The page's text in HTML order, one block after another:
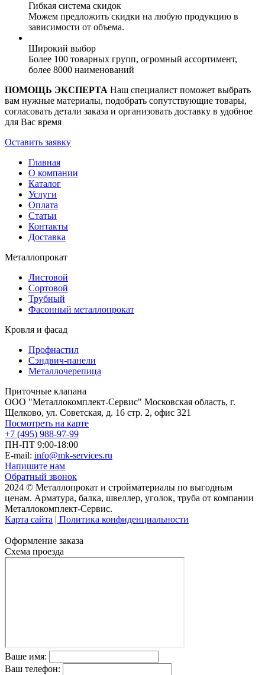
Гибкая система скидок
Можем предложить скидки на любую продукцию в
зависимости от объема.
Широкий выбор
Более 100 товарных групп, огромный ассортимент,
более 8000 наименований
ПОМОЩЬ ЭКСПЕРТА Наш специалист поможет выбрать
вам нужные материалы, подобрать сопутствующие товары,
согласовать детали заказа и организовать доставку в удобное
для Вас время
Оставить заявку
Главная
О компании
Каталог
Услуги
Оплата
Статьи
Контакты
Доставка
Металлопрокат
Листовой
Сортовой
Трубный
Фасонный металлопрокат
Кровля и фасад
Профнастил
Сэндвич-панели
Металлочерепица
Приточные клапана
ООО "Металлокомплект-Сервис" Московская область, г.
Щелково, ул. Советская, д. 16 стр. 2, офис 321
Посмотреть на карте
+7 (495) 988-97-99
ПН-ПТ 9:00-18:00
E-mail: info@mk-services.ru
Напишите нам
Обратный звонок
2024 © Металлопрокат и стройматериалы по выгодным
ценам. Арматура, балка, швеллер, уголок, труба от компании
Металлокомплект-Сервис.
Карта сайта | Политика конфиденциальности
Оформление заказа
Схема проезда
Ваше имя:
Ваш телефон: